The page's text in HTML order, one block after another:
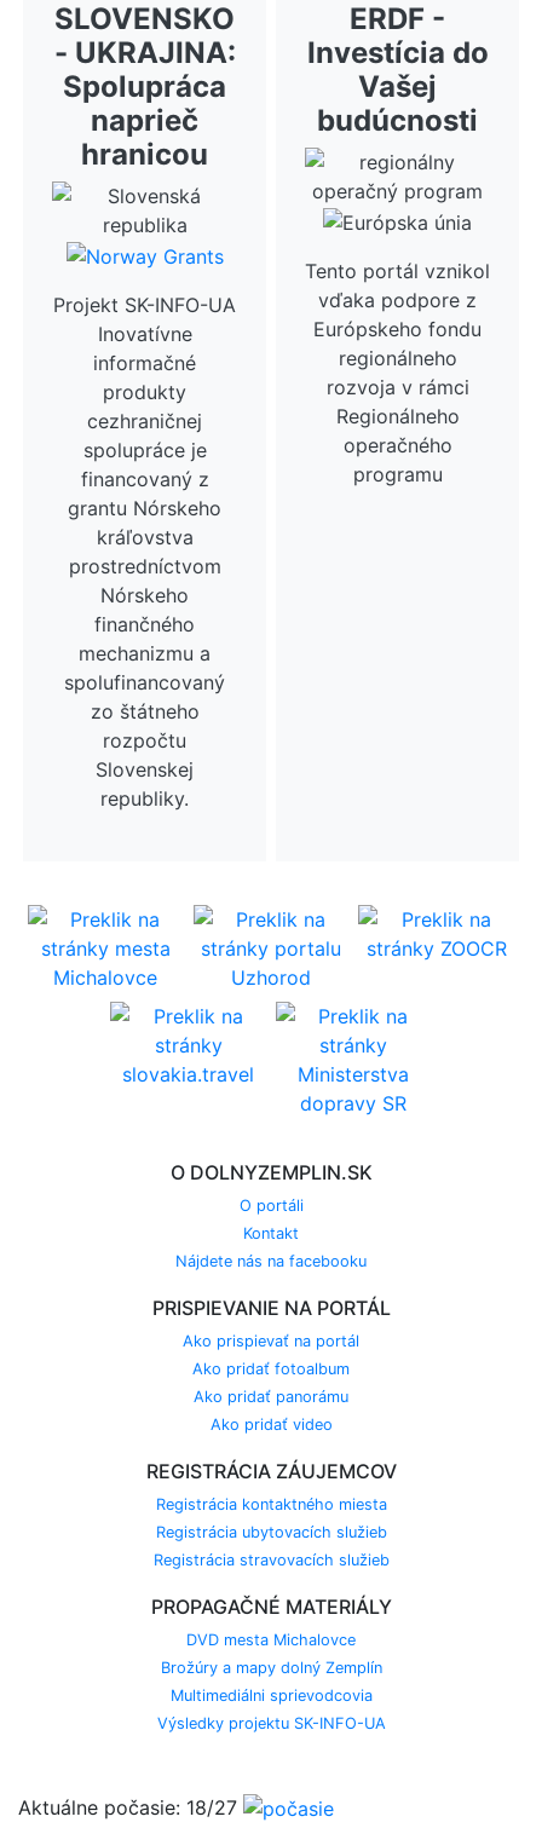
SLOVENSKO
- UKRAJINA:
Spolupráca
naprieč
hranicou
Projekt SK-INFO-UA
Inovatívne
informačné
produkty
cezhraničnej
spolupráce je
financovaný z
grantu Nórskeho
kráľovstva
prostredníctvom
Nórskeho
finančného
mechanizmu a
spolufinancovaný
zo štátneho
rozpočtu
Slovenskej
republiky.
ERDF -
Investícia do
Vašej
budúcnosti
Tento portál vznikol
vďaka podpore z
Európskeho fondu
regionálneho
rozvoja v rámci
Regionálneho
operačného
programu
O DOLNYZEMPLIN.SK
O portáli
Kontakt
Nájdete nás na facebooku
PRISPIEVANIE NA PORTÁL
Ako prispievať na portál
Ako pridať fotoalbum
Ako pridať panorámu
Ako pridať video
REGISTRÁCIA ZÁUJEMCOV
Registrácia kontaktného miesta
Registrácia ubytovacích služieb
Registrácia stravovacích služieb
PROPAGAČNÉ MATERIÁLY
DVD mesta Michalovce
Brožúry a mapy dolný Zemplín
Multimediálni sprievodcovia
Výsledky projektu SK-INFO-UA
Aktuálne počasie: 18/27